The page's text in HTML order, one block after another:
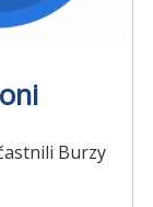
Burzy